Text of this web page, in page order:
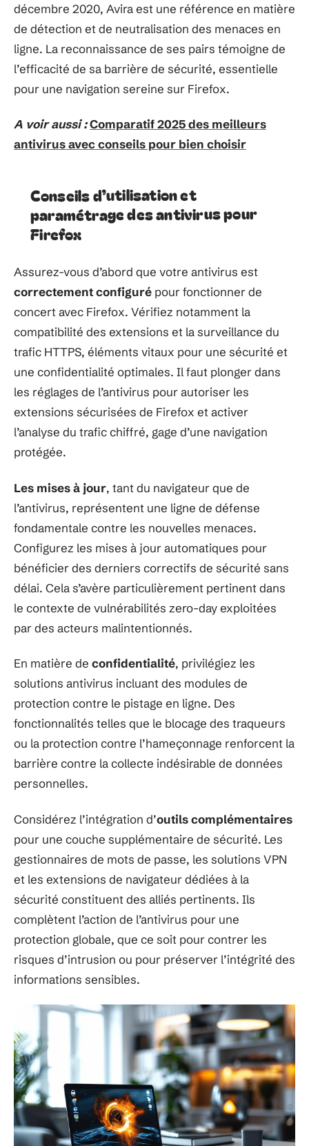
décembre 2020, Avira est une référence en matière
de détection et de neutralisation des menaces en
ligne. La reconnaissance de ses pairs témoigne de
l’efficacité de sa barrière de sécurité, essentielle
pour une navigation sereine sur Firefox.
A voir aussi :Comparatif 2025 des meilleurs
antivirus avec conseils pour bien choisir
Conseils d’utilisation et
paramétrage des antivirus pour
Firefox
Assurez-vous d’abord que votre antivirus est
correctement configuré pour fonctionner de
concert avec Firefox. Vérifiez notamment la
compatibilité des extensions et la surveillance du
trafic HTTPS, éléments vitaux pour une sécurité et
une confidentialité optimales. Il faut plonger dans
les réglages de l’antivirus pour autoriser les
extensions sécurisées de Firefox et activer
l’analyse du trafic chiffré, gage d’une navigation
protégée.
Les mises à jour, tant du navigateur que de
l’antivirus, représentent une ligne de défense
fondamentale contre les nouvelles menaces.
Configurez les mises à jour automatiques pour
bénéficier des derniers correctifs de sécurité sans
délai. Cela s’avère particulièrement pertinent dans
le contexte de vulnérabilités zero-day exploitées
par des acteurs malintentionnés.
En matière de confidentialité, privilégiez les
solutions antivirus incluant des modules de
protection contre le pistage en ligne. Des
fonctionnalités telles que le blocage des traqueurs
ou la protection contre l’hameçonnage renforcent la
barrière contre la collecte indésirable de données
personnelles.
Considérez l’intégration d’outils complémentaires
pour une couche supplémentaire de sécurité. Les
gestionnaires de mots de passe, les solutions VPN
et les extensions de navigateur dédiées à la
sécurité constituent des alliés pertinents. Ils
complètent l’action de l’antivirus pour une
protection globale, que ce soit pour contrer les
risques d’intrusion ou pour préserver l’intégrité des
informations sensibles.